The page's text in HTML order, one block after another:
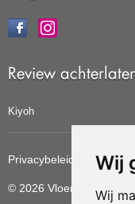
Wij
Wij
Review
Kiyoh
Privacybeleid
© 2026